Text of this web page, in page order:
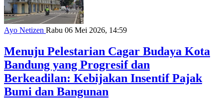
Ayo Netizen Rabu 06 Mei 2026, 14:59
Menuju Pelestarian Cagar Budaya Kota
Bandung yang Progresif dan
Berkeadilan: Kebijakan Insentif Pajak
Bumi dan Bangunan